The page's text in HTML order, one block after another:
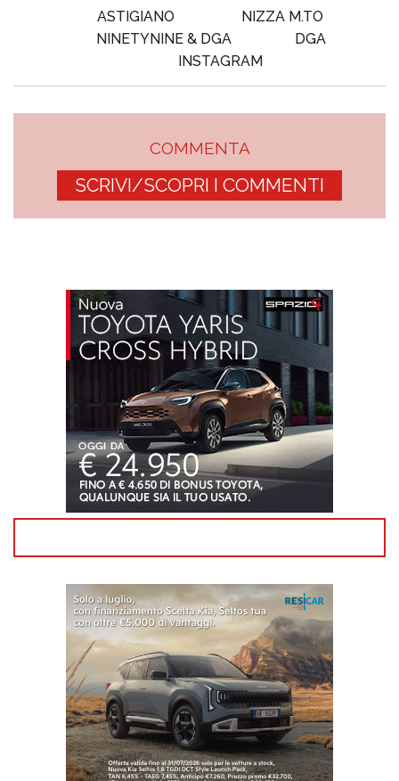
ASTIGIANO
NIZZA M.TO
NINETYNINE & DGA
DGA
INSTAGRAM
COMMENTA
SCRIVI/SCOPRI I COMMENTI